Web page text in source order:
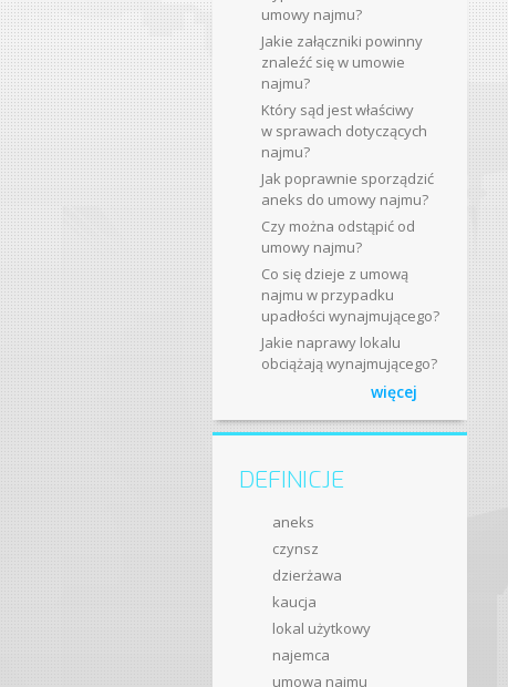
umowy najmu?
Jakie załączniki powinny
znaleźć się w umowie
najmu?
Który sąd jest właściwy
w sprawach dotyczących
najmu?
Jak poprawnie sporządzić
aneks do umowy najmu?
Czy można odstąpić od
umowy najmu?
Co się dzieje z umową
najmu w przypadku
upadłości wynajmującego?
Jakie naprawy lokalu
obciążają wynajmującego?
więcej
DEFINICJE
aneks
czynsz
dzierżawa
kaucja
lokal użytkowy
najemca
umowa najmu